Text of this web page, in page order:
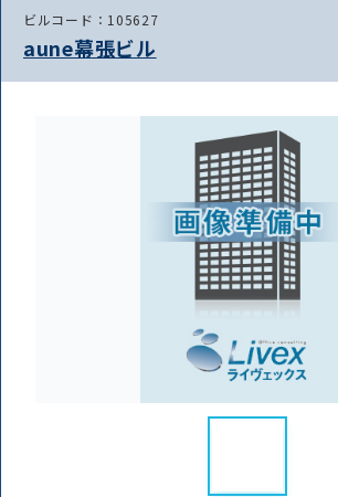
ビルコード：105627
aune幕張ビル